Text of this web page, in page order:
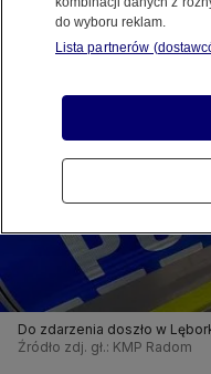
Do zdarzenia doszło w
Źródło zdj. gł.: KMP Radom
do wyboru reklam.
Lista partnerów